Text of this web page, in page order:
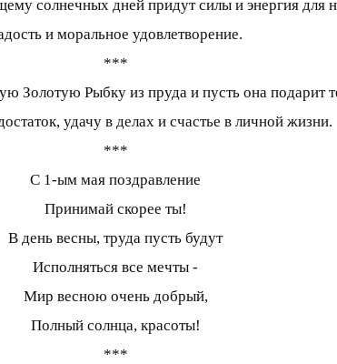
солнечных дней придут силы и энергия для
и моральное удовлетворение.
***
Рыбку из пруда и пусть она подарит
удачу в делах и счастье в личной жизни.
***
С 1-ым мая поздравление
Принимай скорее ты!
В день весны, труда пусть будут
Исполняться все мечты -
Мир весною очень добрый,
Полный солнца, красоты!
***